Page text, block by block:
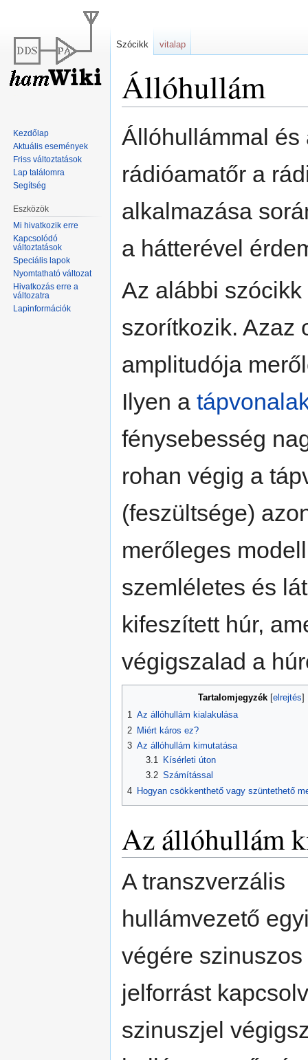
Állóhullám
Ugrás
a
Ugrás
a
Állóhullámmal
rádióamatőr a
alkalmazása
a hátterével
Az alábbi
szorítkozik. Azaz
amplitudója
Ilyen a
fénysebesség
rohan végig a
(feszültsége)
merőleges
szemléletes és
kifeszített húr,
végigszalad a
Tartalomjegyzék
1 Az állóhullám kialakulása
2 Miért káros ez?
3 Az állóhullám kimutatása
3.1
Kísérleti úton
3.2 Számítással
4 Hogyan csökkenthető vagy szüntethető
Az állóhullám
A transzverzális
hullámvezető
végére szinuszos
jelforrást
szinuszjel
Szócikk vitalap
Kezdőlap
Aktuális események
Friss változtatások
Lap találomra
Segítség
Eszközök
Mi hivatkozik erre
Kapcsolódó
változtatások
Speciális lapok
Nyomtatható változat
Hivatkozás erre a
változatra
Lapinformációk